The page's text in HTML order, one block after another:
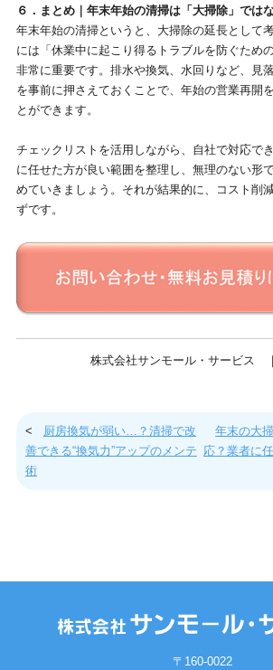
６．まとめ｜年末年始の清掃は「大掃除」では
年末年始の清掃というと、大掃除の延長として
には「休業中に起こり得るトラブルを防ぐため
非常に重要です。排水や換気、水回りなど、見
を事前に押さえておくことで、年始の営業再開
とができます。
チェックリストを活用しながら、自社で対応で
に任せた方が良い範囲を整理し、無理のない形
めていきましょう。それが結果的に、コスト削
ずです。
株式会社サンモール・サービ
< 厨房換気が弱い…？清掃で改
善できる“換気力”アップのメンテ
術
年末の大
応？業者に
〒160-0022